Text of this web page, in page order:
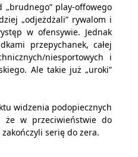
„brudnego” play-offowego
„odjeżdżali” rywalom i
w ofensywie. Jednak
przepychanek, całej
niesportowych i
Ale takie już „uroki”
widzenia podopiecznych
że w przeciwieństwie do
serię do zera.